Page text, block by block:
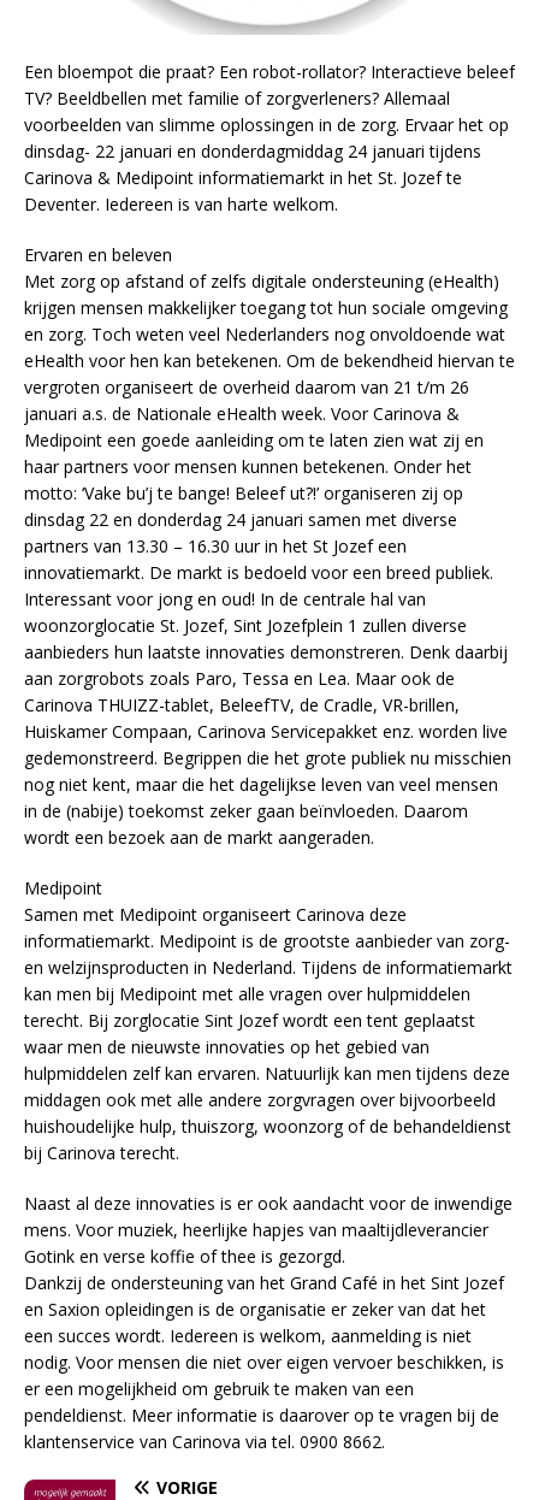
Een bloempot die praat? Een robot-rollator? Interactieve beleef
TV? Beeldbellen met familie of zorgverleners? Allemaal
voorbeelden van slimme oplossingen in de zorg. Ervaar het op
dinsdag- 22 januari en donderdagmiddag 24 januari tijdens
Carinova & Medipoint informatiemarkt in het St. Jozef te
Deventer. Iedereen is van harte welkom.
Ervaren en beleven
Met zorg op afstand of zelfs digitale ondersteuning (eHealth)
krijgen mensen makkelijker toegang tot hun sociale omgeving
en zorg. Toch weten veel Nederlanders nog onvoldoende wat
eHealth voor hen kan betekenen. Om de bekendheid hiervan te
vergroten organiseert de overheid daarom van 21 t/m 26
januari a.s. de Nationale eHealth week. Voor Carinova &
Medipoint een goede aanleiding om te laten zien wat zij en
haar partners voor mensen kunnen betekenen. Onder het
motto: ‘Vake bu’j te bange! Beleef ut?!’ organiseren zij op
dinsdag 22 en donderdag 24 januari samen met diverse
partners van 13.30 – 16.30 uur in het St Jozef een
innovatiemarkt. De markt is bedoeld voor een breed publiek.
Interessant voor jong en oud! In de centrale hal van
woonzorglocatie St. Jozef, Sint Jozefplein 1 zullen diverse
aanbieders hun laatste innovaties demonstreren. Denk daarbij
aan zorgrobots zoals Paro, Tessa en Lea. Maar ook de
Carinova THUIZZ-tablet, BeleefTV, de Cradle, VR-brillen,
Huiskamer Compaan, Carinova Servicepakket enz. worden live
gedemonstreerd. Begrippen die het grote publiek nu misschien
nog niet kent, maar die het dagelijkse leven van veel mensen
in de (nabije) toekomst zeker gaan beïnvloeden. Daarom
wordt een bezoek aan de markt aangeraden.
Medipoint
Samen met Medipoint organiseert Carinova deze
informatiemarkt. Medipoint is de grootste aanbieder van zorg-
en welzijnsproducten in Nederland. Tijdens de informatiemarkt
kan men bij Medipoint met alle vragen over hulpmiddelen
terecht. Bij zorglocatie Sint Jozef wordt een tent geplaatst
waar men de nieuwste innovaties op het gebied van
hulpmiddelen zelf kan ervaren. Natuurlijk kan men tijdens deze
middagen ook met alle andere zorgvragen over bijvoorbeeld
huishoudelijke hulp, thuiszorg, woonzorg of de behandeldienst
bij Carinova terecht.
Naast al deze innovaties is er ook aandacht voor de inwendige
mens. Voor muziek, heerlijke hapjes van maaltijdleverancier
Gotink en verse koffie of thee is gezorgd.
Dankzij de ondersteuning van het Grand Café in het Sint Jozef
en Saxion opleidingen is de organisatie er zeker van dat het
een succes wordt. Iedereen is welkom, aanmelding is niet
nodig. Voor mensen die niet over eigen vervoer beschikken, is
er een mogelijkheid om gebruik te maken van een
pendeldienst. Meer informatie is daarover op te vragen bij de
klantenservice van Carinova via tel. 0900 8662.
VORIGE